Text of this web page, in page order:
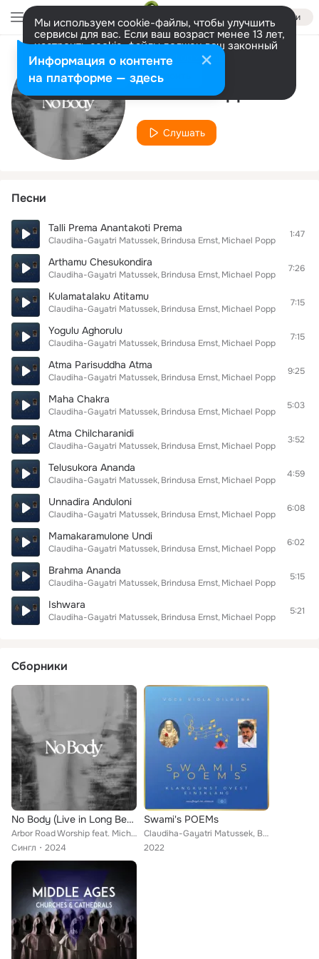
Войти
Мы используем cookie-файлы, чтобы улучшить
сервисы для вас. Если ваш возраст менее 13 лет,
настроить cookie-файлы должен ваш законный
представитель. Больше информации
Разрешить все Настроить
Исполнитель
Michael Popp
Слушать
Песни
Talli Prema Anantakoti Prema
Claudiha-Gayatri Matussek Brindusa Ernst Michael Popp
1:47
Arthamu Chesukondira
Claudiha-Gayatri Matussek Brindusa Ernst Michael Popp
7:26
Kulamatalaku Atitamu
Claudiha-Gayatri Matussek Brindusa Ernst Michael Popp
7:15
Yogulu Aghorulu
Claudiha-Gayatri Matussek Brindusa Ernst Michael Popp
7:15
Atma Parisuddha Atma
Claudiha-Gayatri Matussek Brindusa Ernst Michael Popp
9:25
Maha Chakra
Claudiha-Gayatri Matussek Brindusa Ernst Michael Popp
5:03
Atma Chilcharanidi
Claudiha-Gayatri Matussek Brindusa Ernst Michael Popp
3:52
Telusukora Ananda
Claudiha-Gayatri Matussek Brindusa Ernst Michael Popp
4:59
Unnadira Anduloni
Claudiha-Gayatri Matussek Brindusa Ernst Michael Popp
6:08
Mamakaramulone Undi
Claudiha-Gayatri Matussek Brindusa Ernst Michael Popp
6:02
Brahma Ananda
Claudiha-Gayatri Matussek Brindusa Ernst Michael Popp
5:15
Ishwara
Claudiha-Gayatri Matussek Brindusa Ernst Michael Popp
5:21
Сборники
No Body (Live in Long Beach)
Arbor Road Worship feat. Michael Popp
Сингл
2024
Swami's POEMs
Claudiha-Gayatri Matussek, Brindusa Ernst, Michael Popp
2022
Информация о контенте
на платформе — здесь